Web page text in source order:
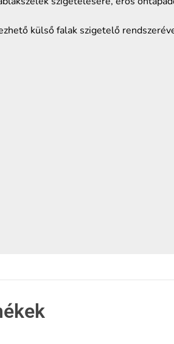
külső falak szigetelő